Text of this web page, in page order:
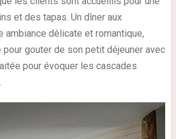
et des tapas. Un dîner aux
ambiance délicate et romantique,
gouter de son petit déjeuner avec
pour évoquer les cascades